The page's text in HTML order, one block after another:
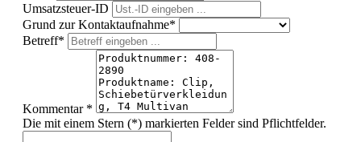
Umsatzsteuer-ID
Grund zur Kontaktaufnahme*
Betreff*
Kommentar *
Die mit einem Stern (*) markierten Felder sind Pflichtfelder.